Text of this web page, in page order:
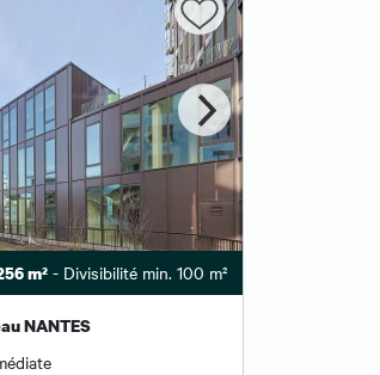
m²- Divisibilité min. 100 m²
NANTES